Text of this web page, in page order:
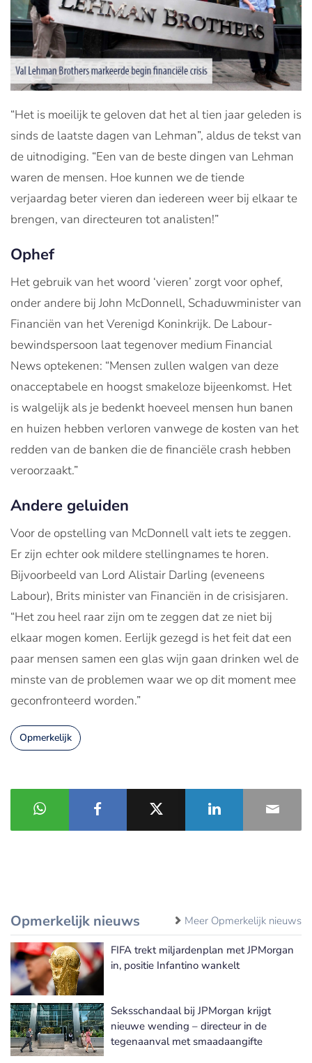
“Het is moeilijk te geloven dat het al tien jaar geleden is
sinds de laatste dagen van Lehman”, aldus de tekst van
de uitnodiging. “Een van de beste dingen van Lehman
waren de mensen. Hoe kunnen we de tiende
verjaardag beter vieren dan iedereen weer bij elkaar te
brengen, van directeuren tot analisten!”
Ophef
Het gebruik van het woord ‘vieren’ zorgt voor ophef,
onder andere bij John McDonnell, Schaduwminister van
Financiën van het Verenigd Koninkrijk. De Labour-
bewindspersoon laat tegenover medium Financial
News optekenen: “Mensen zullen walgen van deze
onacceptabele en hoogst smakeloze bijeenkomst. Het
is walgelijk als je bedenkt hoeveel mensen hun banen
en huizen hebben verloren vanwege de kosten van het
redden van de banken die de financiële crash hebben
veroorzaakt.”
Andere geluiden
Voor de opstelling van McDonnell valt iets te zeggen.
Er zijn echter ook mildere stellingnames te horen.
Bijvoorbeeld van Lord Alistair Darling (eveneens
Labour), Brits minister van Financiën in de crisisjaren.
“Het zou heel raar zijn om te zeggen dat ze niet bij
elkaar mogen komen. Eerlijk gezegd is het feit dat een
paar mensen samen een glas wijn gaan drinken wel de
minste van de problemen waar we op dit moment mee
geconfronteerd worden.”
Opmerkelijk
Opmerkelijk nieuws Meer Opmerkelijk nieuws
FIFA trekt miljardenplan met JPMorgan
in, positie Infantino wankelt
Seksschandaal bij JPMorgan krijgt
nieuwe wending – directeur in de
tegenaanval met smaadaangifte